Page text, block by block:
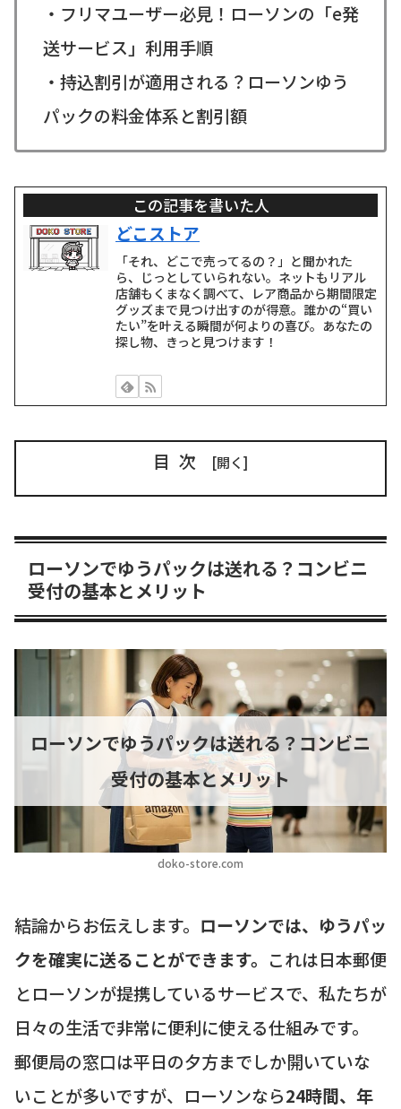
・フリマユーザー必見！ローソンの「e発
送サービス」利用手順
・持込割引が適用される？ローソンゆう
パックの料金体系と割引額
この記事を書いた人
どこストア
「それ、どこで売ってるの？」と聞かれた
ら、じっとしていられない。ネットもリアル
店舗もくまなく調べて、レア商品から期間限定
グッズまで見つけ出すのが得意。誰かの“買い
たい”を叶える瞬間が何よりの喜び。あなたの
探し物、きっと見つけます！
目次
ローソンでゆうパックは送れる？コンビニ
受付の基本とメリット
doko-store.com
ローソンでゆうパックは送れる？コンビニ
受付の基本とメリット
結論からお伝えします。 ローソンでは、ゆうパッ
クを確実に送ることができます。 これは日本郵便
とローソンが提携しているサービスで、私たちが
日々の生活で非常に便利に使える仕組みです。
郵便局の窓口は平日の夕方までしか開いていな
いことが多いですが、ローソンなら24時間、年